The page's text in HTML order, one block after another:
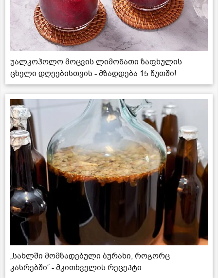
უალკოჰოლო მოცვის ლიმონათი ზაფხულის
ცხელი დღეებისთვის - მზადდება 15 წუთში!
„სახლში მომზადებული ბურახი, როგორც
კასრებში“ - მკითხველის რეცეპტი